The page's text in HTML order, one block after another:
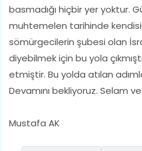
basmadığı hiçbir yer yoktur.
muhtemelen tarihinde
sömürgecilerin şubesi olan
diyebilmek için bu yola
etmiştir. Bu yolda atılan
Devamını bekliyoruz. Selam
Mustafa AK